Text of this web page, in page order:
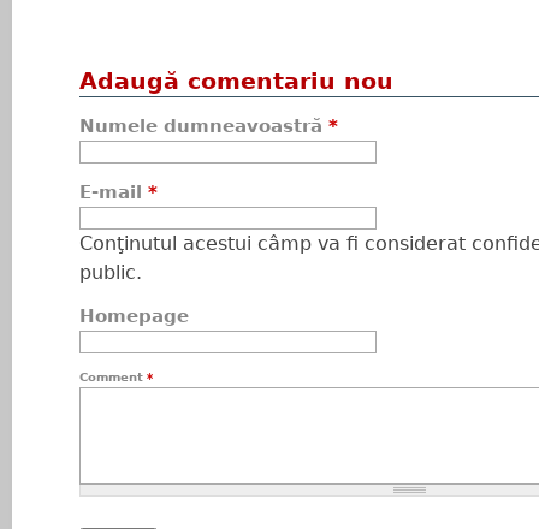
Adaugă comentariu nou
Numele dumneavoastră *
E-mail *
Conţinutul acestui câmp va fi considerat
public.
Homepage
Comment *